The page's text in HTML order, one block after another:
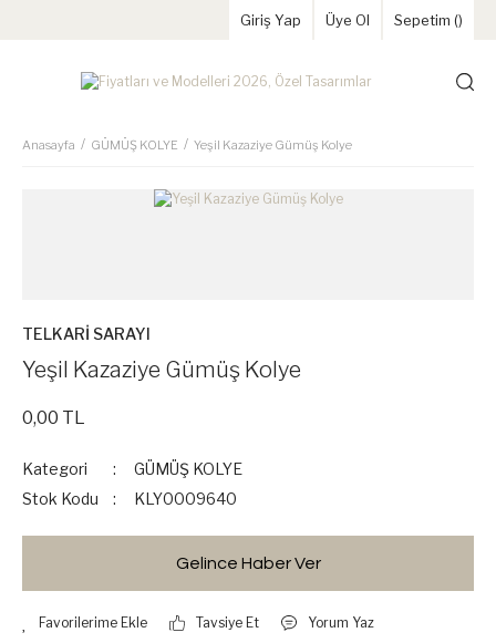
Giriş Yap Üye Ol Sepetim ()
Anasayfa GÜMÜŞ KOLYE Yeşil Kazaziye Gümüş Kolye
TELKARİ SARAYI
Yeşil Kazaziye Gümüş Kolye
0,00 TL
Kategori
GÜMÜŞ KOLYE
Stok Kodu
KLY0009640
Gelince Haber Ver
Tavsiye Et Yorum Yaz